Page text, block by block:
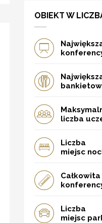
OBIEKT W
liczba
Liczba
miejsc
Liczba
miejsc